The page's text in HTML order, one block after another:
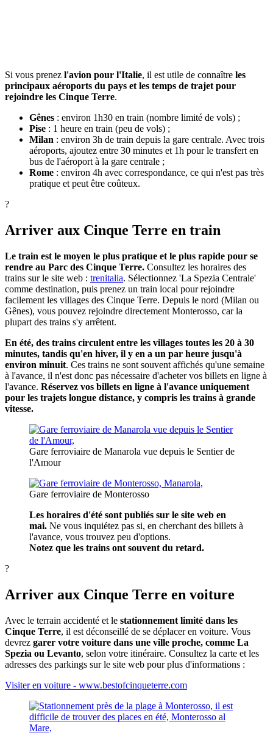
Si vous prenez l'avion pour l'Italie, il est utile de connaître les
principaux aéroports du pays et les temps de trajet pour
rejoindre les Cinque Terre.
Gênes : environ 1h30 en train (nombre limité de vols) ;
Pise : 1 heure en train (peu de vols) ;
Milan : environ 3h de train depuis la gare centrale. Avec trois
aéroports, ajoutez entre 30 minutes et 1h pour le transfert en
bus de l'aéroport à la gare centrale ;
Rome : environ 4h avec correspondance, ce qui n'est pas très
pratique et peut être coûteux.
?
Arriver aux Cinque Terre en train
Le train est le moyen le plus pratique et le plus rapide pour se
rendre au Parc des Cinque Terre. Consultez les horaires des
trains sur le site web : trenitalia. Sélectionnez 'La Spezia Centrale'
comme destination, puis prenez un train local pour rejoindre
facilement les villages des Cinque Terre. Depuis le nord (Milan ou
Gênes), vous pouvez rejoindre directement Monterosso, car la
plupart des trains s'y arrêtent.
En été, des trains circulent entre les villages toutes les 20 à 30
minutes, tandis qu'en hiver, il y en a un par heure jusqu'à
environ minuit. Ces trains ne sont souvent affichés qu'une semaine
à l'avance, il n'est donc pas nécessaire d'acheter vos billets en ligne à
l'avance. Réservez vos billets en ligne à l'avance uniquement
pour les trajets longue distance, y compris les trains à grande
vitesse.
Gare ferroviaire de Manarola vue depuis le Sentier de
l'Amour
Gare ferroviaire de Monterosso
Les horaires d'été sont publiés sur le site web en
mai. Ne vous inquiétez pas si, en cherchant des billets à
l'avance, vous trouvez peu d'options.
Notez que les trains ont souvent du retard.
?
Arriver aux Cinque Terre en voiture
Avec le terrain accidenté et le stationnement limité dans les
Cinque Terre, il est déconseillé de se déplacer en voiture. Vous
devrez garer votre voiture dans une ville proche, comme La
Spezia ou Levanto, selon votre itinéraire. Consultez la carte et les
adresses des parkings sur le site web pour plus d'informations :
Visiter en voiture - www.bestofcinqueterre.com